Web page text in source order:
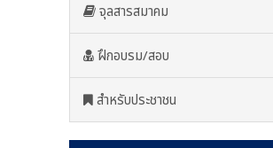
จุลสารสมาคม
ฝึกอบรม/สอบ
สำหรับประชาชน